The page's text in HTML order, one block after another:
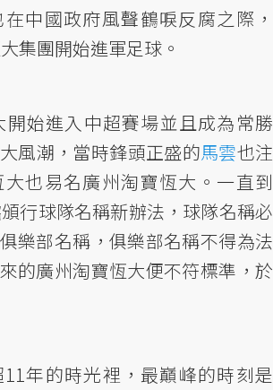
中國政府風聲鶴唳反腐之際，
集團開始進軍足球。
開始進入中超賽場並且成為常勝
風潮，當時鋒頭正盛的馬雲也注
也易名廣州淘寶恆大。一直到
行球隊名稱新辦法，球隊名稱必
樂部名稱，俱樂部名稱不得為法
的廣州淘寶恆大便不符標準，於
年的時光裡，最巔峰的時刻是